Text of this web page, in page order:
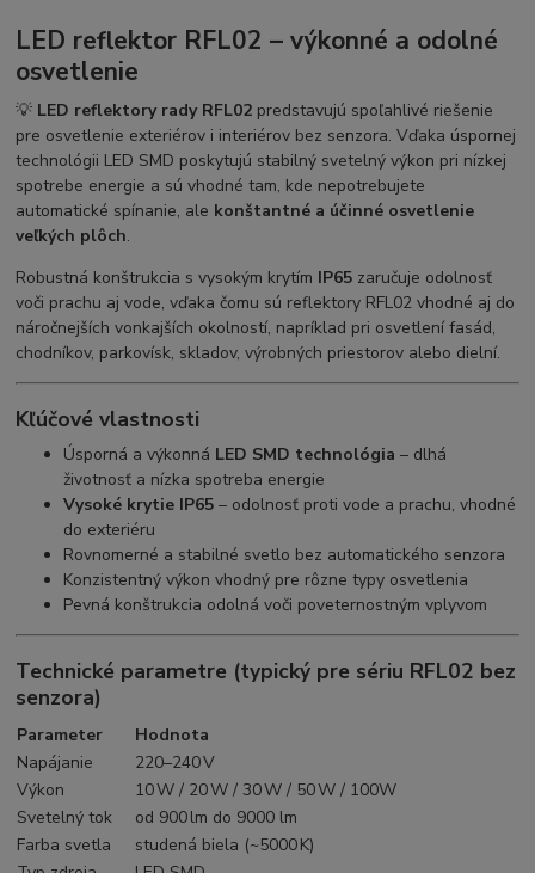
LED reflektor RFL02 – výkonné a odolné
osvetlenie
💡 LED reflektory rady RFL02 predstavujú spoľahlivé riešenie
pre osvetlenie exteriérov i interiérov bez senzora. Vďaka úspornej
technológii LED SMD poskytujú stabilný svetelný výkon pri nízkej
spotrebe energie a sú vhodné tam, kde nepotrebujete
automatické spínanie, ale konštantné a účinné osvetlenie
veľkých plôch.
Robustná konštrukcia s vysokým krytím IP65 zaručuje odolnosť
voči prachu aj vode, vďaka čomu sú reflektory RFL02 vhodné aj do
náročnejších vonkajších okolností, napríklad pri osvetlení fasád,
chodníkov, parkovísk, skladov, výrobných priestorov alebo dielní.
Kľúčové vlastnosti
Úsporná a výkonná LED SMD technológia – dlhá
životnosť a nízka spotreba energie
Vysoké krytie IP65 – odolnosť proti vode a prachu, vhodné
do exteriéru
Rovnomerné a stabilné svetlo bez automatického senzora
Konzistentný výkon vhodný pre rôzne typy osvetlenia
Pevná konštrukcia odolná voči poveternostným vplyvom
Technické parametre (typický pre sériu RFL02 bez
senzora)
Parameter
Hodnota
Napájanie
220–240 V
Výkon
10 W / 20 W / 30 W / 50 W / 100W
Svetelný tok
od 900 lm do 9000 lm
Farba svetla
studená biela (~5000 K)